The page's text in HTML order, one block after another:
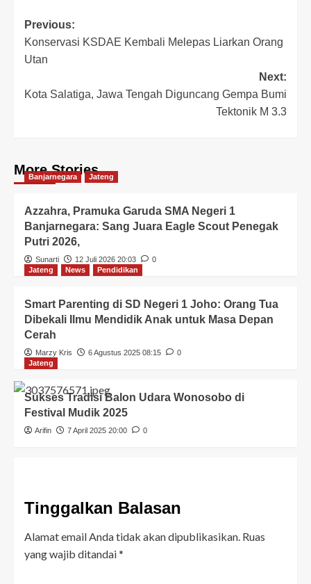
Previous:
Konservasi KSDAE Kembali Melepas Liarkan Orang
Utan
Next:
Kota Salatiga, Jawa Tengah Diguncang Gempa Bumi
Tektonik M 3.3
More Stories
Banjarnegara Jateng
Azzahra, Pramuka Garuda SMA Negeri 1
Banjarnegara: Sang Juara Eagle Scout Penegak
Putri 2026,
Sunarti 12 Juli 2026 20:03
0
Jateng
News Pendidikan
Smart Parenting di SD Negeri 1 Joho: Orang Tua
Dibekali Ilmu Mendidik Anak untuk Masa Depan
Cerah
Marzy Kris 6 Agustus 2025 08:15
0
Jateng
Sukses Tradisi Balon Udara Wonosobo di
Festival Mudik 2025
Arifin 7 April 2025 20:00 0
Tinggalkan Balasan
Alamat email Anda tidak akan dipublikasikan. Ruas
yang wajib ditandai*